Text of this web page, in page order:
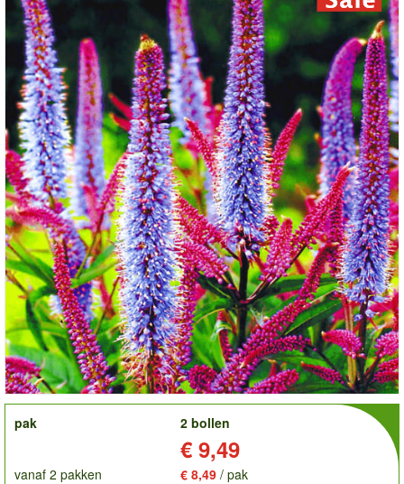
order
pak
2 bollen
€ 9,49
vanaf 2 pakken € 8,49 / pak